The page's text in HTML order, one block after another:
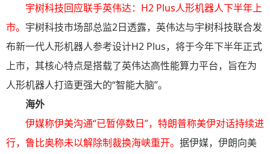
宇树科技回应联手英伟达：H2 Plus人形机器人下半年上
市。 宇树科技市场部总监2日透露，英伟达与宇树科技联合发
布新一代人形机器人参考设计H2 Plus，将于今年下半年正式
上市，其核心特点是搭载了英伟达高性能算力平台，旨在为
人形机器人打造更强大的“智能大脑”。
海外
伊媒称伊美沟通“已暂停数日”，特朗普称美伊对话持续进
行，鲁比奥称未以解除制裁换海峡重开。 据伊媒，伊朗向美